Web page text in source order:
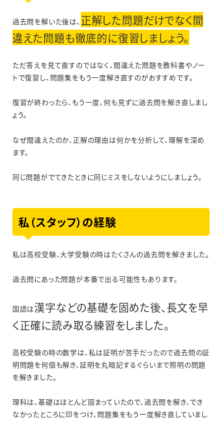
過去問を解いた後は、 正解した問題だけでなく間
違えた問題も徹底的に復習しましょう。
ただ答えを見て直すのではなく、間違えた問題を教科書やノー
トで復習し、問題集をもう一度解き直すのがおすすめです。
復習が終わったら、もう一度、何も見ずに過去問を解き直しまし
ょう。
なぜ間違えたのか、正解の理由は何かを分析して、理解を深め
ます。
同じ問題がでてきたときに同じミスをしないようにしましょう。
私（スタッフ）の経験
私は高校受験、大学受験の時はたくさんの過去問を解きました。
過去問にあった問題が本番で出る可能性もあります。
国語は漢字などの基礎を固めた後、長文を早
く正確に読み取る練習をしました。
高校受験の時の数学は、私は証明が苦手だったので過去問の証
明問題を何個も解き、証明を丸暗記するぐらいまで照明の問題
を解きました。
理科は、基礎はほとんど固まっていたので、過去問を解き、でき
なかったところに印をつけ、問題集をもう一度解き直していまし